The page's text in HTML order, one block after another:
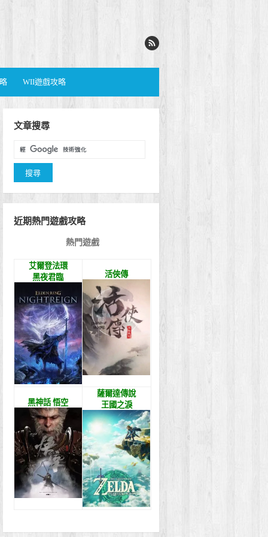
WII遊戲攻略
文章搜尋
近期熱門遊戲攻略
熱門遊戲
艾爾登法環
黑夜君臨
活俠傳
黑神話 悟空
薩爾達傳說
王國之淚